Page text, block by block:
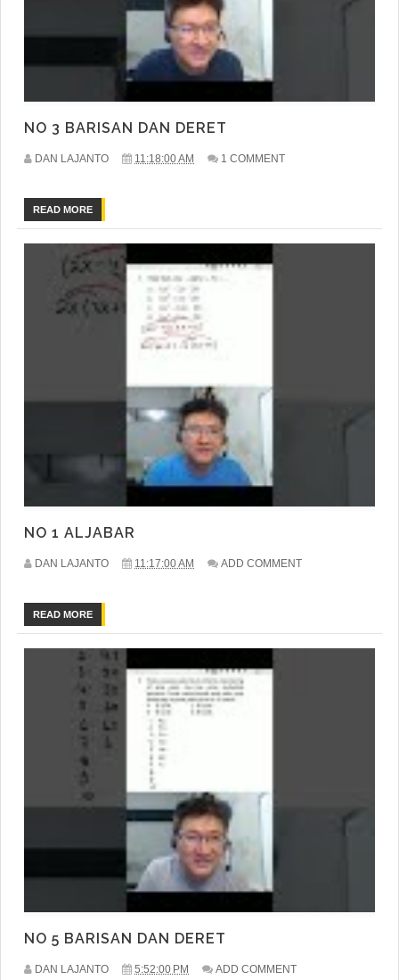
NO 3 BARISAN DAN DERET
DAN LAJANTO 11:18:00 AM 1 COMMENT
READ MORE
NO 1 ALJABAR
DAN LAJANTO 11:17:00 AM ADD COMMENT
READ MORE
NO 5 BARISAN DAN DERET
DAN LAJANTO 5:52:00 PM ADD COMMENT